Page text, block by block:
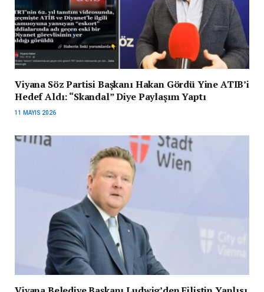
Viyana Söz Partisi Başkanı Hakan Gördü Yine ATIB’i
Hedef Aldı: “Skandal” Diye Paylaşım Yaptı
11 MAYIS 2026